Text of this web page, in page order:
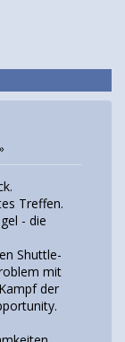
Treffen.
- die
Shuttle-
mit
der